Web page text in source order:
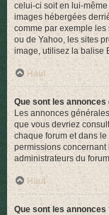
celui-ci soit en lui-
images hébergées
comme par exemple
ou de Yahoo, les sites
image, utilisez la balise
Haut
Que sont les annonces
Les annonces
que vous devriez
chaque forum et dans
permissions
administrateurs du
Haut
Que sont les annonces